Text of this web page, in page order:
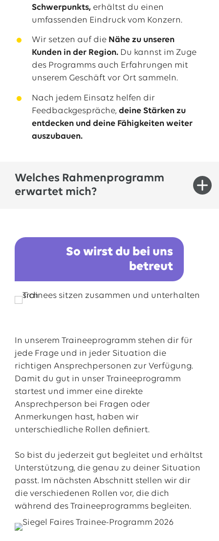
Schwerpunkts, erhältst du einen
umfassenden Eindruck vom Konzern.
Wir setzen auf die Nähe zu unseren
Kunden in der Region.Du kannst im Zuge
des Programms auch Erfahrungen mit
unserem Geschäft vor Ort sammeln.
Nach jedem Einsatz helfen dir
Feedbackgespräche, deine Stärken zu
entdecken und deine Fähigkeiten weiter
auszubauen.
Welches Rahmenprogramm
erwartet mich?
und Traineetreffen teil, bei denen du dich
zusammen mit anderen Direkteinsteigenden
aus unterschiedlichen EWE-Gesellschaften
mit Fach- und Führungskräften des Konzerns
austauschst.
Hybridspeichers in Varel oder einer unserer
Windkraftanlagen. Bei einem Besuch unserer
Dependance in Berlin bekommst du
hautnah einen Einblick in aktuelle
Diskussionen zur Energiewende.
Du übernimmst die Verantwortung für eine
Veranstaltungsreihe von Trainees für
Trainees. Bei diesen EnergieSymposien
Organisationstalent und dein Interesse an
innovativen Themen einbringen, denn du
gestaltest sie von der Konzeption bis zur
Durchführung aktiv und eigenverantwortlich
mit.
So wirst du bei uns
betreut
In unserem Traineeprogramm stehen dir für
jede Frage und in jeder Situation die
richtigen Ansprechpersonen zur Verfügung.
Damit du gut in unser Traineeprogramm
startest und immer eine direkte
Ansprechperson bei Fragen oder
Anmerkungen hast, haben wir
unterschiedliche Rollen definiert.
So bist du jederzeit gut begleitet und erhältst
Unterstützung, die genau zu deiner Situation
passt. Im nächsten Abschnitt stellen wir dir
die verschiedenen Rollen vor, die dich
während des Traineeprogramms begleiten.